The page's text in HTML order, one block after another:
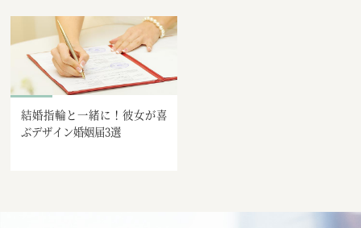
結婚指輪と一緒に！彼女が喜
ぶデザイン婚姻届3選